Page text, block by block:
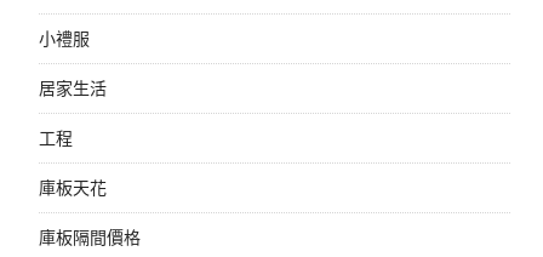
小禮服
居家生活
工程
庫板天花
庫板隔間價格